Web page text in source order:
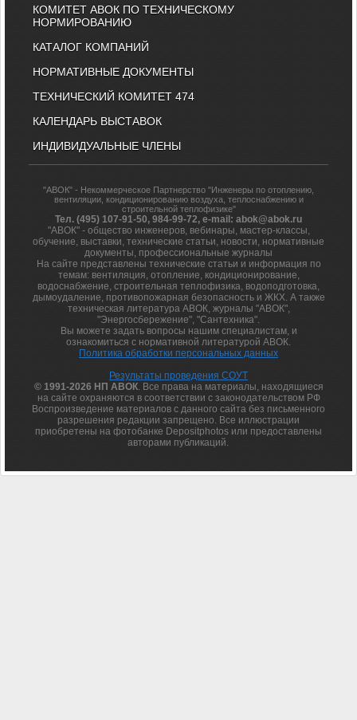
КОМИТЕТ АВОК ПО ТЕХНИЧЕСКОМУ
НОРМИРОВАНИЮ
КАТАЛОГ КОМПАНИЙ
НОРМАТИВНЫЕ ДОКУМЕНТЫ
ТЕХНИЧЕСКИЙ КОМИТЕТ 474
КАЛЕНДАРЬ ВЫСТАВОК
ИНДИВИДУАЛЬНЫЕ ЧЛЕНЫ
"АВОК" - Некоммерческое Партнерство "Инженеры по отоплению,
вентиляции, кондиционированию воздуха, теплоснабжению и
строительной теплофизике"
Тел. (495) 107-91-50, 984-99-72, e-mail: abok@abok.ru
"АВОК" - общество инженеров, вебинары, мастер-классы,
обучение, выставки, технические статьи, новости, нормативные
документы, профессиональные журналы
На сайте представлены технические статьи и информация по
темам: вентиляция, отопление, кондиционирование,
водоснабжение, строительная теплофизика, водоподготовка,
дымоудаление, противопожарная безопасность и ЖКХ. А также
техническая литература АВОК, журналы "АВОК",
"Энергосбережение", "Сантехника".
Вы можете задать вопросы нашим специалистам, и
ознакомиться с нормативной литературой АВОК.
Политика обработки персональных данных
Результаты проведения СОУТ
© 1991-2026 НП АВОК. Все права на материалы, находящиеся
на сайте охраняются в соответствии с законодательством РФ
Воспроизведение материалов с данного сайта без письменного
разрешения редакции запрещено. Все иллюстрации
приобретены на фотобанке Depositphotos или предоставлены
авторами публикаций.